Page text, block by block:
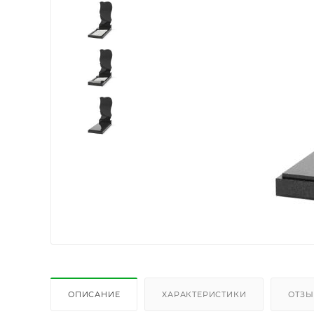
ОПИСАНИЕ ХАРАКТЕРИСТИКИ